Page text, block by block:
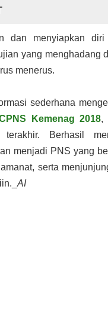
dan menyiapkan
yang menghadang
menerus.
sederhana
Kemenag 2018,
terakhir. Berhasil
menjadi PNS yang
serta
AI